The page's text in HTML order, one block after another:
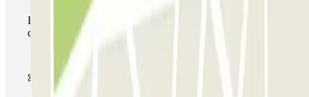
Durante a sua estadia, pode utilizar toda a rede de parques
de estacionamento deste operador disponível em Parclick.